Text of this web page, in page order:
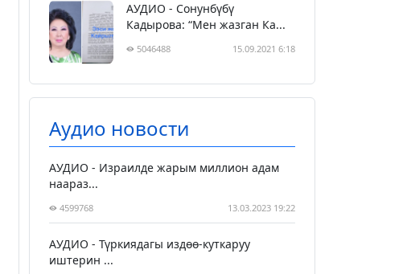
АУДИО - Сонунбүбү
Кадырова: “Мен жазган Ка...
5046488 15.09.2021 6:18
Аудио новости
АУДИО - Израилде жарым миллион адам
наараз...
4599768 13.03.2023 19:22
АУДИО - Түркиядагы издөө-куткаруу
иштерин ...